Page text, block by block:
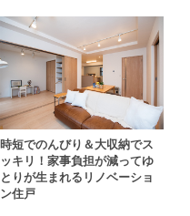
時短でのんびり＆大収納でス
ッキリ！家事負担が減ってゆ
とりが生まれるリノベーショ
ン住戸